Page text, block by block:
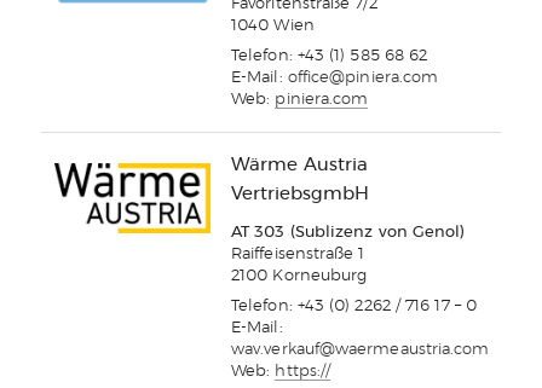
Favoritenstraße 7/2
1040 Wien
Telefon: +43 (1) 585 68 62
E-Mail: office@piniera.com
Web: piniera.com
Wärme Austria
VertriebsgmbH
AT 303 (Sublizenz von Genol)
Raiffeisenstraße 1
2100 Korneuburg
Telefon: +43 (0) 2262 / 716 17 – 0
E-Mail:
wav.verkauf@waermeaustria.com
Web: https://